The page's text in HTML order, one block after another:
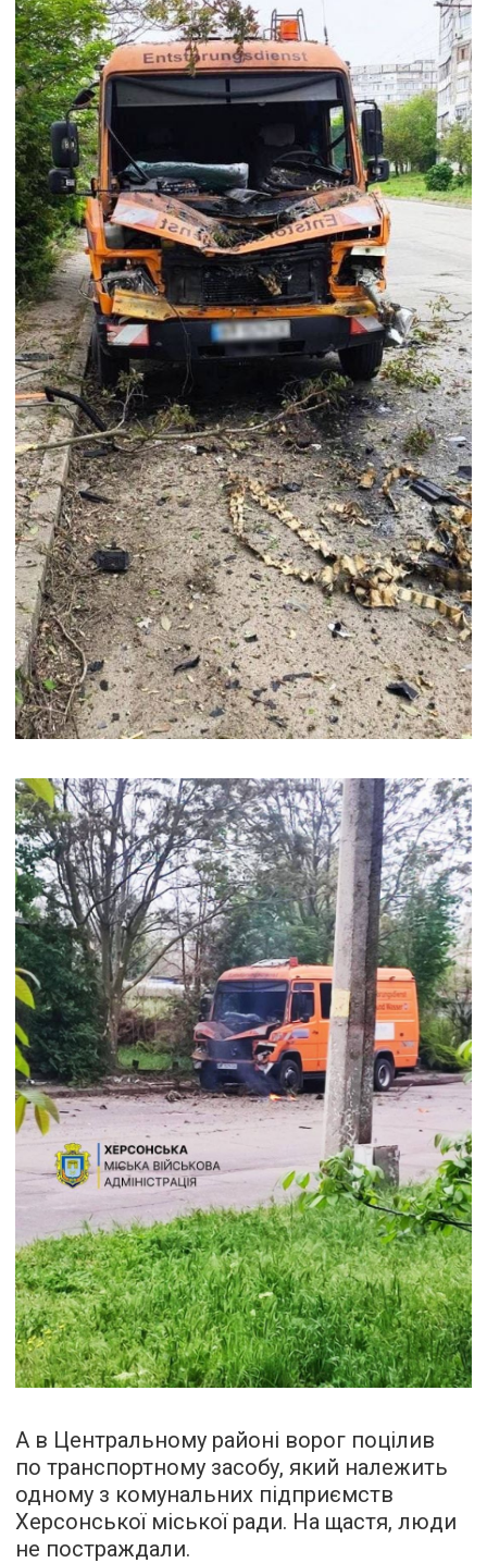
А в Центральному районі ворог поцілив
по транспортному засобу, який належить
одному з комунальних підприємств
Херсонської міської ради. На щастя, люди
не постраждали.